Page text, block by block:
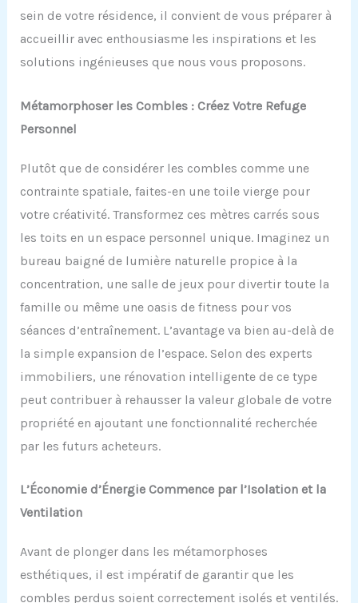
sein de votre résidence, il convient de vous préparer à
accueillir avec enthousiasme les inspirations et les
solutions ingénieuses que nous vous proposons.
Métamorphoser les Combles : Créez Votre Refuge
Personnel
Plutôt que de considérer les combles comme une
contrainte spatiale, faites-en une toile vierge pour
votre créativité. Transformez ces mètres carrés sous
les toits en un espace personnel unique. Imaginez un
bureau baigné de lumière naturelle propice à la
concentration, une salle de jeux pour divertir toute la
famille ou même une oasis de fitness pour vos
séances d’entraînement. L’avantage va bien au-delà de
la simple expansion de l’espace. Selon des experts
immobiliers, une rénovation intelligente de ce type
peut contribuer à rehausser la valeur globale de votre
propriété en ajoutant une fonctionnalité recherchée
par les futurs acheteurs.
L’Économie d’Énergie Commence par l’Isolation et la
Ventilation
Avant de plonger dans les métamorphoses
esthétiques, il est impératif de garantir que les
combles perdus soient correctement isolés et ventilés.